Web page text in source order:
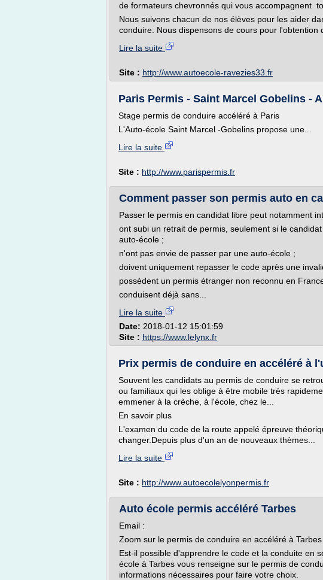
de formateurs chevronnés qui vous accompagnent
Nous suivons chacun de nos élèves pour les aider
conduire. Nous dispensons de cours pour l'obtention
Lire la suite
Site : http://www.autoecole-ravezies33.fr
Paris Permis - Saint Marcel Gobelins -
Stage permis de conduire accéléré à Paris
L'Auto-école Saint Marcel -Gobelins propose une...
Lire la suite
Site : http://www.parispermis.fr
Comment passer son permis auto en
Passer le permis en candidat libre peut notamment
ont subi un retrait de permis, seulement si le
auto-école ;
n'ont pas envie de passer par une auto-école ;
doivent uniquement repasser le code après une
possèdent un permis étranger non reconnu en
conduisent déjà sans...
Lire la suite
Date: 2018-01-12 15:01:59
Site : https://www.lelynx.fr
Prix permis de conduire en accéléré à
Souvent les candidats au permis de conduire se
ou familiaux qui les oblige à être mobile très
emmener à la crèche, à l'école, chez le...
En savoir plus
L'examen du code de la route appelé épreuve
changer.Depuis plus d'un an de nouveaux thèmes...
Lire la suite
Site : http://www.autoecolelyonpermis.fr
Auto école permis accéléré Tarbes
Email :
Zoom sur le permis de conduire en accéléré à Tarbes
Est-il possible d'apprendre le code et la conduite en
école à Tarbes vous renseigne sur le permis de
informations nécessaires pour faire votre choix.